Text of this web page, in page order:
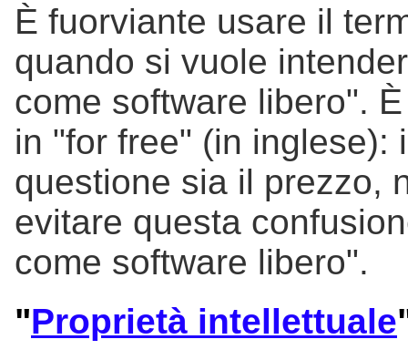
È fuorviante usare il
quando si vuole
come software libero".
in "for free" (in inglese):
questione sia il prezzo,
evitare questa
come software libero".
"Proprietà intellettuale